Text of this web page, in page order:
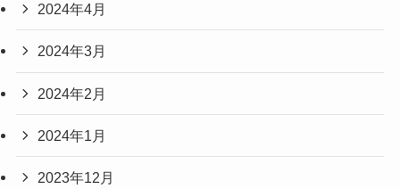
2024年4月
2024年3月
2024年2月
2024年1月
2023年12月